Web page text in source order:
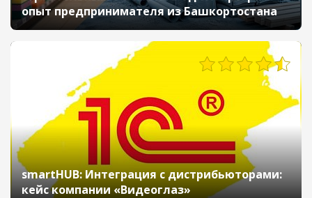
опыт предпринимателя из Башкортостана
smartHUB: Интеграция с дистрибьюторами:
кейс компании «Видеоглаз»